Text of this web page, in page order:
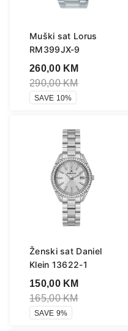
Muški sat Lorus
RM399JX-9
260,00 KM
290,00KM
SAVE 10%
Ženski sat Daniel
Klein 13622-1
150,00 KM
165,00KM
SAVE 9%